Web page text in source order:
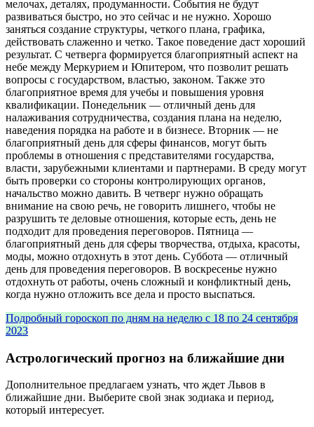
мелочах, деталях, продуманности. События не будут
развиваться быстро, но это сейчас и не нужно. Хорошо
заняться создание структуры, четкого плана, графика,
действовать слаженно и четко. Такое поведение даст хороший
результат. С четверга формируется благоприятный аспект на
небе между Меркурием и Юпитером, что позволит решать
вопросы с государством, властью, законом. Также это
благоприятное время для учебы и повышения уровня
квалификации. Понедельник — отличный день для
налаживания сотрудничества, создания плана на неделю,
наведения порядка на работе и в бизнесе. Вторник — не
благоприятный день для сферы финансов, могут быть
проблемы в отношения с представителями государства,
власти, зарубежными клиентами и партнерами. В среду могут
быть проверки со стороны контролирующих органов,
начальство можно давить. В четверг нужно обращать
внимание на свою речь, не говорить лишнего, чтобы не
разрушить те деловые отношения, которые есть, день не
подходит для проведения переговоров. Пятница —
благоприятный день для сферы творчества, отдыха, красоты,
моды, можно отдохнуть в этот день. Суббота — отличный
день для проведения переговоров. В воскресенье нужно
отдохнуть от работы, очень сложный и конфликтный день,
когда нужно отложить все дела и просто выспаться.
Подробный гороскоп по дням на неделю с 18 по 24 сентября
2023
Астрологический прогноз на ближайшие дни
Дополнительное предлагаем узнать, что ждет Львов в
ближайшие дни. Выберите свой знак зодиака и период,
который интересует.